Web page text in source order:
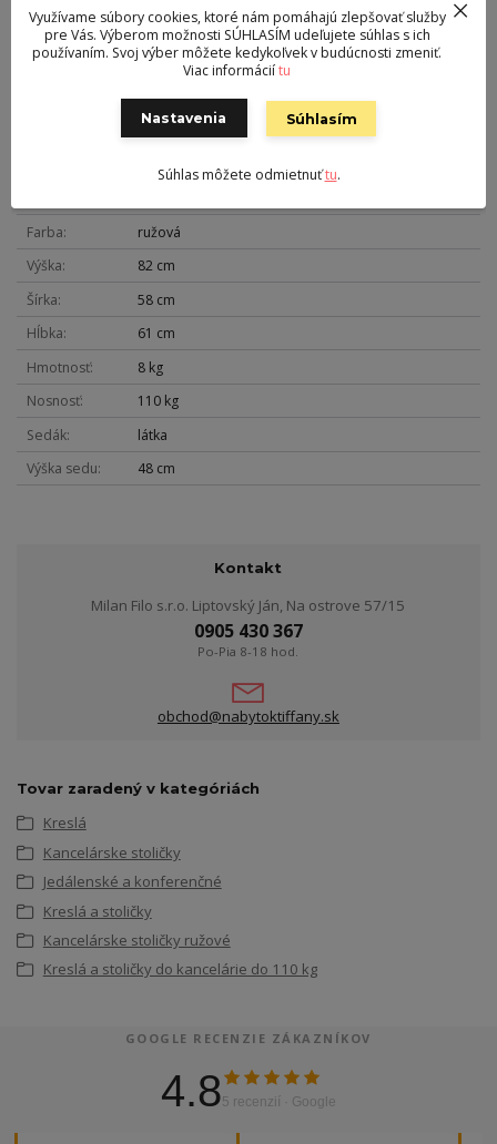
Nosnosť:
110 kg
Otočné sedadlo
Dodávané v demonte
Pôvod tovaru
Farba
ružová
Výška
82 cm
Šírka
58 cm
Hĺbka
61 cm
Hmotnosť
8 kg
Nosnosť
110 kg
Sedák
látka
Výška sedu
48 cm
Kontakt
Milan Filo s.r.o. Liptovský Ján, Na ostrove 57/15
0905 430 367
Po-Pia 8-18 hod.
obchod@nabytoktiffany.sk
Tovar zaradený v kategóriách
Kreslá
Kancelárske stoličky
Jedálenské a konferenčné
Kreslá a stoličky
Kancelárske stoličky ružové
Kreslá a stoličky do kancelárie do 110 kg
GOOGLE RECENZIE ZÁKAZNÍKOV
4.85 recenzií · Google
Využívame súbory cookies, ktoré nám pomáhajú zlepšovať služby
pre Vás. Výberom možnosti SÚHLASÍM udeľujete súhlas s ich
používaním. Svoj výber môžete kedykoľvek v budúcnosti zmeniť.
Viac informáciítu
Nastavenia Súhlasím
Súhlas môžete odmietnuťtu.